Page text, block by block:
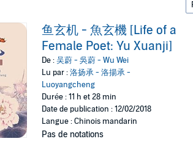
鱼玄机 - 魚玄機 [Life of a
Female Poet: Yu Xuanji]
De :吴蔚 - 吳蔚 - Wu Wei
Lu par :洛扬承 - 洛揚承 -
Luoyangcheng
Durée : 11 h et 28 min
Date de publication : 12/02/2018
Langue : Chinois mandarin
Pas de notations